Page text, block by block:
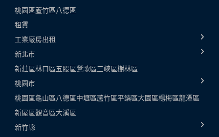
桃園區蘆竹區八德區
租賃
工業廠房出租
新北市
新莊區林口區五股區鶯歌區三峽區樹林區
桃園市
桃園區龜山區八德區中壢區蘆竹區平鎮區大園區楊梅區龍潭區
新屋區觀音區大溪區
新竹縣